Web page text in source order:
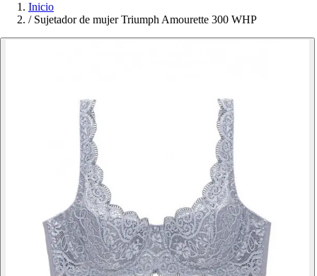
Inicio
/ Sujetador de mujer Triumph Amourette 300 WHP